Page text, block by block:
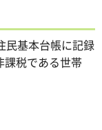
民基本台帳に記録
課税である世帯